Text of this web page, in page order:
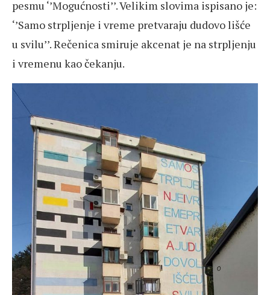
pesmu ‘’Mogućnosti’’. Velikim slovima ispisano je:
‘’Samo strpljenje i vreme pretvaraju dudovo lišće
u svilu’’. Rečenica smiruje akcenat je na strpljenju
i vremenu kao čekanju.